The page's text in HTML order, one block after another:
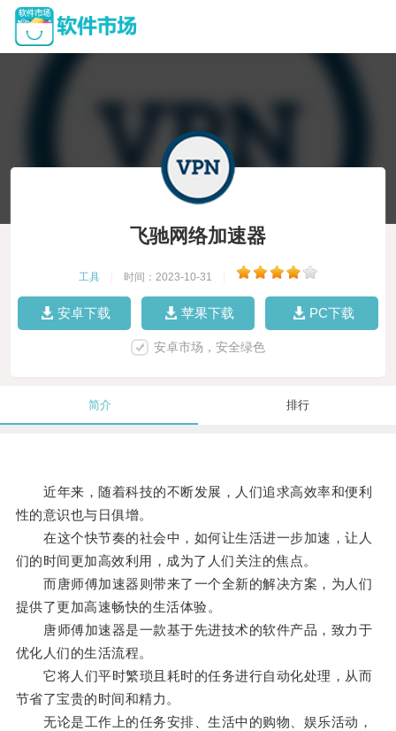
飞驰网络加速器
工具 时间：2023-10-31
安卓下载 苹果下载 PC下载
安卓市场，安全绿色
简介 排行
近年来，随着科技的不断发展，人们追求高效率和便利
性的意识也与日俱增。
在这个快节奏的社会中，如何让生活进一步加速，让人
们的时间更加高效利用，成为了人们关注的焦点。
而唐师傅加速器则带来了一个全新的解决方案，为人们
提供了更加高速畅快的生活体验。
唐师傅加速器是一款基于先进技术的软件产品，致力于
优化人们的生活流程。
它将人们平时繁琐且耗时的任务进行自动化处理，从而
节省了宝贵的时间和精力。
无论是工作上的任务安排、生活中的购物、娱乐活动，